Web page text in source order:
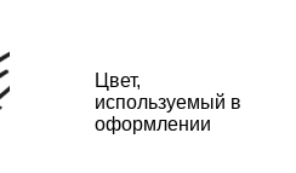
Цвет,
используемый в
оформлении